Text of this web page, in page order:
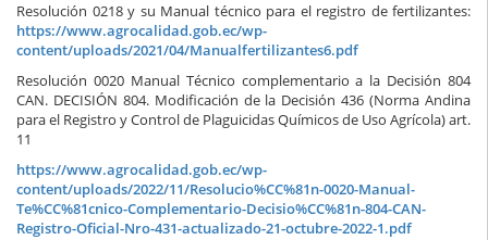
Resolución 0218 y su Manual técnico para el registro de fertilizantes:
https://www.agrocalidad.gob.ec/wp-
content/uploads/2021/04/Manualfertilizantes6.pdf
Resolución 0020 Manual Técnico complementario a la Decisión 804
CAN. DECISIÓN 804. Modificación de la Decisión 436 (Norma Andina
para el Registro y Control de Plaguicidas Químicos de Uso Agrícola) art.
11
https://www.agrocalidad.gob.ec/wp-
content/uploads/2022/11/Resolucio%CC%81n-0020-Manual-
Te%CC%81cnico-Complementario-Decisio%CC%81n-804-CAN-
Registro-Oficial-Nro-431-actualizado-21-octubre-2022-1.pdf